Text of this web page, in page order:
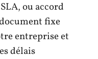
ou accord
fixe
entreprise et
délais